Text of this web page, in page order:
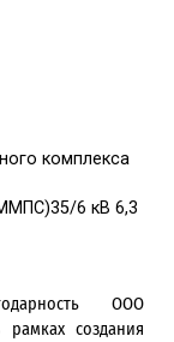
комплекса
6 кВ 6,3
ООО
создания